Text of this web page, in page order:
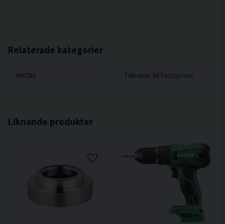
Relaterade kategorier
HiKOKI Tillbehör till Fettspruta
Liknande produkter